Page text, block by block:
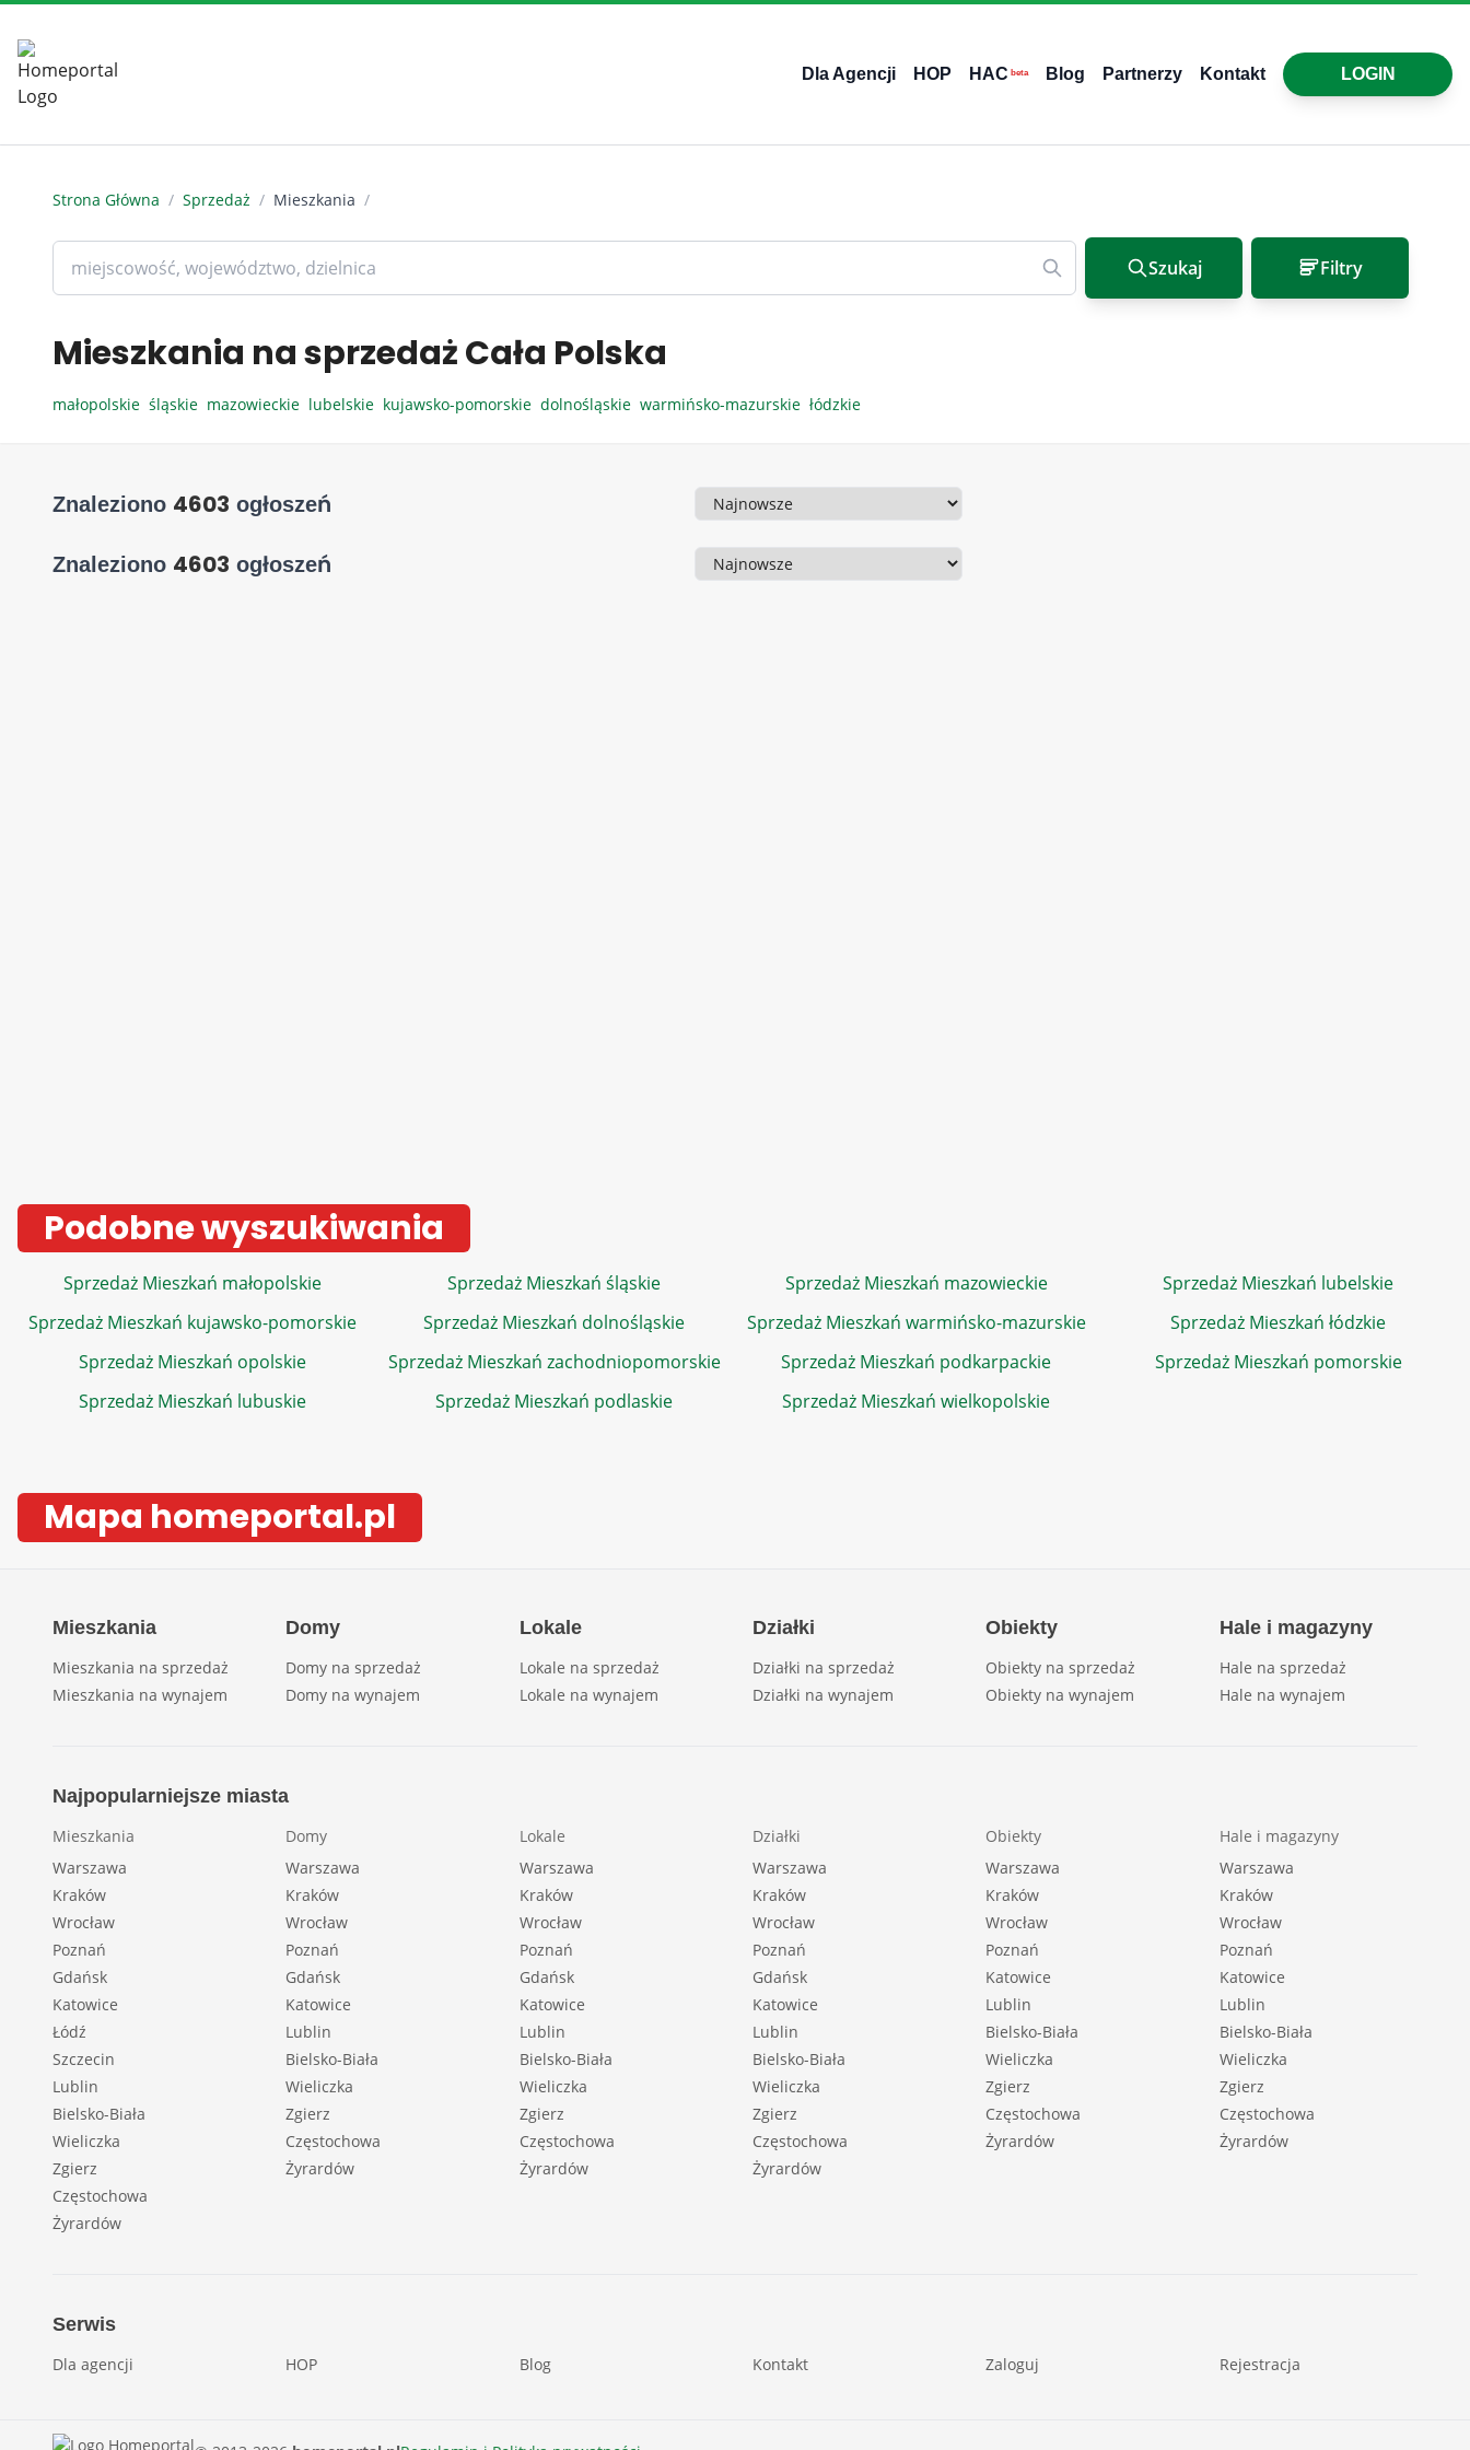
Dla Agencji HOP HAC beta Blog Partnerzy Kontakt LOGIN
Strona Główna / Sprzedaż / Mieszkania /
Szukaj Filtry
Mieszkania na sprzedaż Cała Polska
małopolskie śląskie mazowieckie lubelskie kujawsko-pomorskie dolnośląskie warmińsko-mazurskie łódzkie
Znaleziono 4603 ogłoszeń Sortowanie
Znaleziono 4603 ogłoszeń Sortowanie
Podobne wyszukiwania
Sprzedaż Mieszkań małopolskie Sprzedaż Mieszkań śląskie Sprzedaż Mieszkań mazowieckie
Sprzedaż Mieszkań lubelskie
Sprzedaż Mieszkań kujawsko-pomorskie
Sprzedaż Mieszkań dolnośląskie Sprzedaż Mieszkań warmińsko-mazurskie
Sprzedaż Mieszkań łódzkie
Sprzedaż Mieszkań opolskie
Sprzedaż Mieszkań zachodniopomorskie Sprzedaż Mieszkań podkarpackie
Sprzedaż Mieszkań pomorskie
Sprzedaż Mieszkań lubuskie
Sprzedaż Mieszkań podlaskie Sprzedaż Mieszkań wielkopolskie
Mapa homeportal.pl
Mieszkania
Mieszkania na sprzedaż
Mieszkania na wynajem
Domy
Domy na sprzedaż
Domy na wynajem
Lokale
Lokale na sprzedaż
Lokale na wynajem
Działki
Działki na sprzedaż
Działki na wynajem
Obiekty
Obiekty na sprzedaż
Obiekty na wynajem
Hale i magazyny
Hale na sprzedaż
Hale na wynajem
Najpopularniejsze miasta
Mieszkania
Warszawa
Kraków
Wrocław
Poznań
Gdańsk
Katowice
Łódź
Szczecin
Lublin
Bielsko-Biała
Wieliczka
Zgierz
Częstochowa
Żyrardów
Domy
Warszawa
Kraków
Wrocław
Poznań
Gdańsk
Katowice
Lublin
Bielsko-Biała
Wieliczka
Zgierz
Częstochowa
Żyrardów
Lokale
Warszawa
Kraków
Wrocław
Poznań
Gdańsk
Katowice
Lublin
Bielsko-Biała
Wieliczka
Zgierz
Częstochowa
Żyrardów
Działki
Warszawa
Kraków
Wrocław
Poznań
Gdańsk
Katowice
Lublin
Bielsko-Biała
Wieliczka
Zgierz
Częstochowa
Żyrardów
Obiekty
Warszawa
Kraków
Wrocław
Poznań
Katowice
Lublin
Bielsko-Biała
Wieliczka
Zgierz
Częstochowa
Żyrardów
Hale i magazyny
Warszawa
Kraków
Wrocław
Poznań
Katowice
Lublin
Bielsko-Biała
Wieliczka
Zgierz
Częstochowa
Żyrardów
Serwis
Dla agencji HOP Blog Kontakt Zaloguj Rejestracja